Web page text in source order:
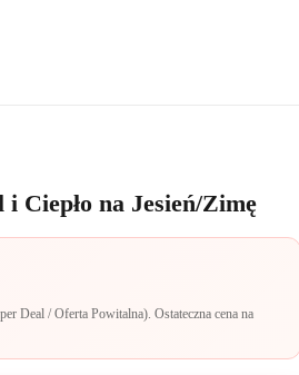
Ciepło na Jesień/Zimę
Deal / Oferta Powitalna). Ostateczna cena na